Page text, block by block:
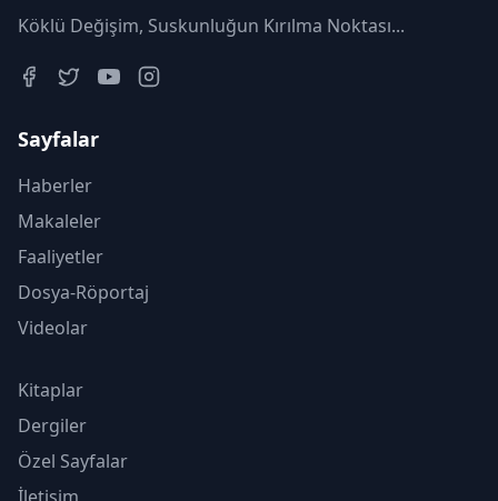
Köklü Değişim, Suskunluğun Kırılma Noktası...
Sayfalar
Haberler
Makaleler
Faaliyetler
Dosya-Röportaj
Videolar
Kitaplar
Dergiler
Özel Sayfalar